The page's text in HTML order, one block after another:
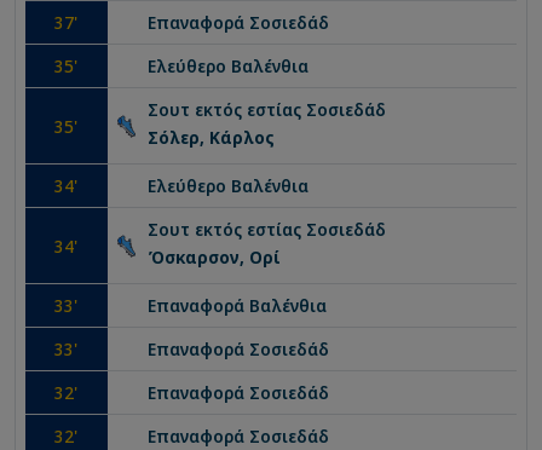
37' Επαναφορά Σοσιεδάδ
35' Ελεύθερο Βαλένθια
35'
Σουτ εκτός εστίας Σοσιεδάδ
Σόλερ, Κάρλος
34' Ελεύθερο Βαλένθια
34'
Σουτ εκτός εστίας Σοσιεδάδ
Όσκαρσον, Ορί
33' Επαναφορά Βαλένθια
33' Επαναφορά Σοσιεδάδ
32' Επαναφορά Σοσιεδάδ
32' Επαναφορά Σοσιεδάδ